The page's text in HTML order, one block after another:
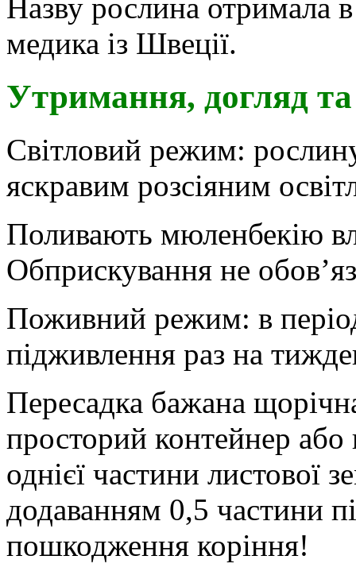
Назву рослина отримала
медика із Швеції.
Утримання, догляд
Світловий режим:
яскравим розсіяним
Поливають мюленбекію
Обприскування не
Поживний режим: в період
підживлення раз на
Пересадка бажана
просторий контейнер
однієї частини листової
додаванням 0,5 частини
пошкодження коріння!